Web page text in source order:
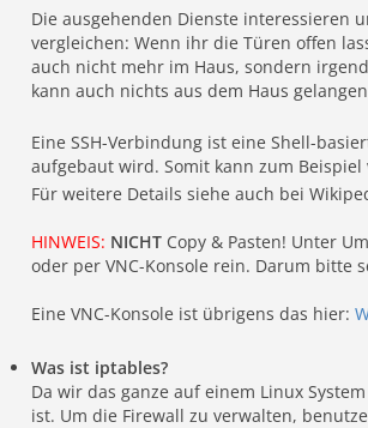
Die ausgehenden Dienste interessieren
vergleichen: Wenn ihr die Türen offen
auch nicht mehr im Haus, sondern
kann auch nichts aus dem Haus
Eine SSH-Verbindung ist eine Shell-
aufgebaut wird. Somit kann zum
Für weitere Details siehe auch bei
HINWEIS: NICHT Copy & Pasten! Unter
oder per VNC-Konsole rein. Darum bitte
Eine VNC-Konsole ist übrigens das hier:
Was ist iptables?
Da wir das ganze auf einem Linux
ist. Um die Firewall zu verwalten,